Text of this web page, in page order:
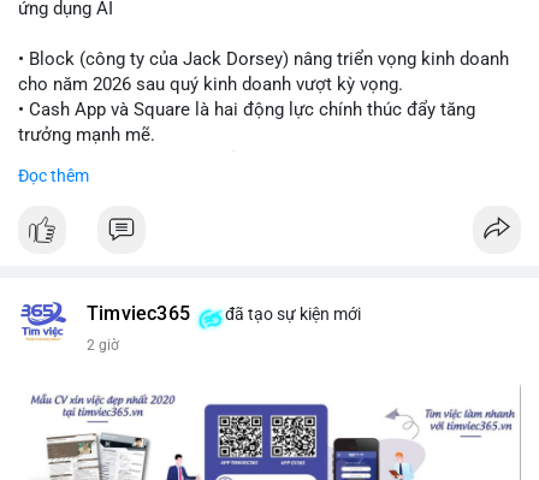
Theo dõi thêm các giao dịch lớn liên tiếp trong 24 giờ tới. Nếu
xuất hiện chuỗi chuyển tiền lên sàn, cần thận trọng trước nguy
cơ điều chỉnh. Tránh hành động theo cảm xúc khi chưa xác
nhận đầy đủ dòng tiền.
#7btc #chuyenvilanh
ứng dụng AI
• Block (công ty của Jack Dorsey) nâng triển vọng kinh doanh
cho năm 2026 sau quý kinh doanh vượt kỳ vọng.
• Cash App và Square là hai động lực chính thúc đẩy tăng
trưởng mạnh mẽ.
quy trình phát triển phần mềm.
#block #fintech
#vlikevn #titanbot
Đọc thêm
Timviec365 đã tạo sự kiện mới
2 giờ